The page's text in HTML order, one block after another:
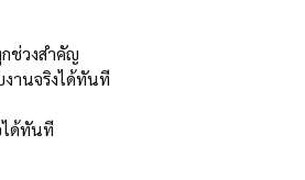
ช่วงสำคัญ
งานจริงได้ทันที
ได้ทันที